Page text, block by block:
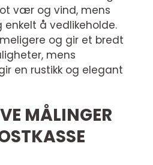
vær og vind, mens
å vedlikeholde.
og gir et bredt
mens
en rustikk og elegant
MÅLINGER